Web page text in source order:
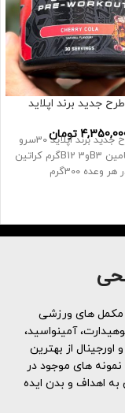
جدید برند اپلاید
تومان
پمپ طرح جدید برند اپلاید 30سرو
دارای ویتامین B3وB12 3گرم کراتین
هر وعده 300گرم
مکمل های ورزشی
آمینواسید،
از بهترین
های موجود در
به اهداف و بدن ایده